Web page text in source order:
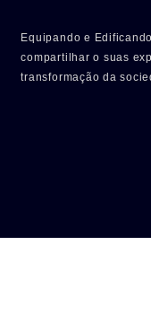
Equipando e
compartilhar o suas
transformação da